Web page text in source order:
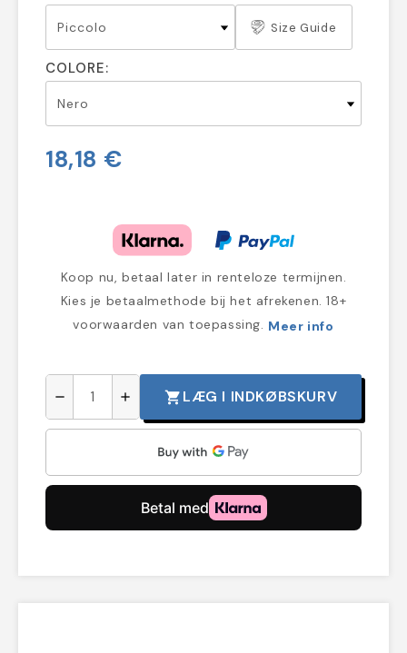
Size Guide
COLORE:
18,18 €
Koop nu, betaal later in renteloze termijnen.
Kies je betaalmethode bij het afrekenen. 18+
voorwaarden van toepassing. Meer info
remove add shopping_cart LÆG I INDKØBSKURV